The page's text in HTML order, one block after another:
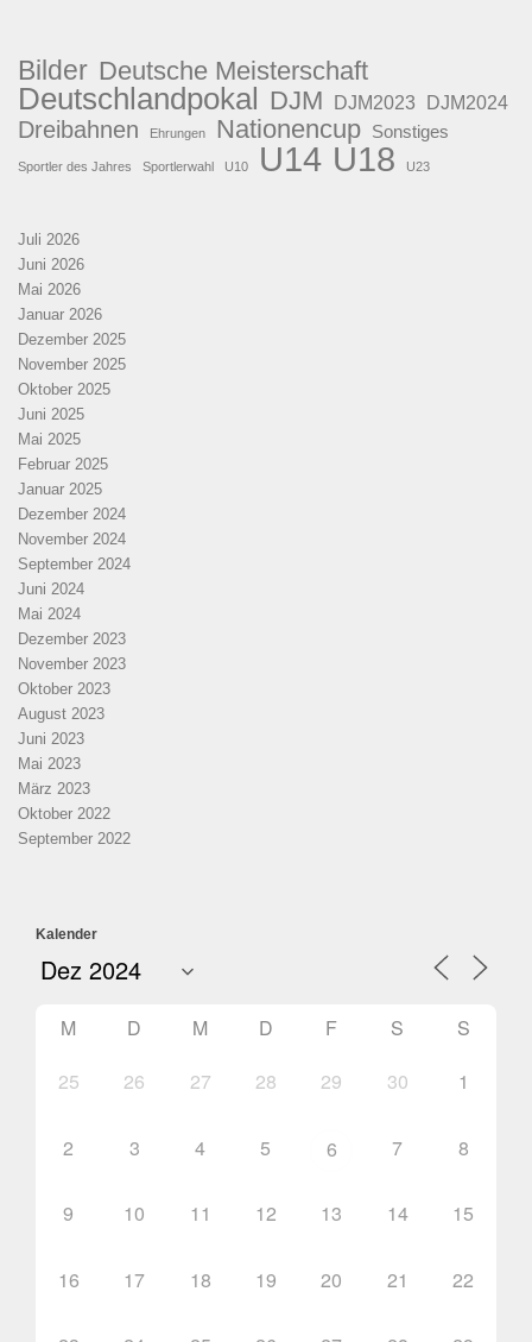
Bilder Deutsche Meisterschaft
Deutschlandpokal DJM DJM2023 DJM2024
Dreibahnen Ehrungen Nationencup Sonstiges
Sportler des Jahres Sportlerwahl U10 U14 U18 U23
Juli 2026
Juni 2026
Mai 2026
Januar 2026
Dezember 2025
November 2025
Oktober 2025
Juni 2025
Mai 2025
Februar 2025
Januar 2025
Dezember 2024
November 2024
September 2024
Juni 2024
Mai 2024
Dezember 2023
November 2023
Oktober 2023
August 2023
Juni 2023
Mai 2023
März 2023
Oktober 2022
September 2022
Kalender
M D M D F S
S
25
26 27 28 29 30 1
2 3 4 5 6 7 8
9 10 11 12 13 14 15
16 17 18 19 20 21 22